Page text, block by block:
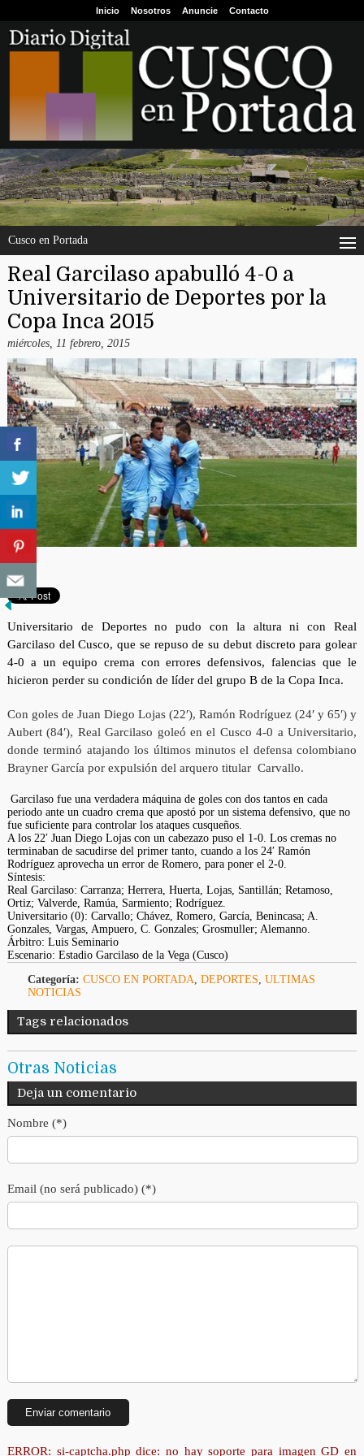
Inicio Nosotros Anuncie Contacto
Cusco en Portada
Real Garcilaso apabulló 4-0 a
Universitario de Deportes por la
Copa Inca 2015
miércoles, 11 febrero, 2015
Universitario de Deportes no pudo con la altura ni con Real
Garcilaso del Cusco, que se repuso de su debut discreto para golear
4-0 a un equipo crema con errores defensivos, falencias que le
hicieron perder su condición de líder del grupo B de la Copa Inca.
Con goles de Juan Diego Lojas (22′), Ramón Rodríguez (24′ y 65′) y
Aubert (84′), Real Garcilaso goleó en el Cusco 4-0 a Universitario,
donde terminó atajando los últimos minutos el defensa colombiano
Brayner García por expulsión del arquero titular Carvallo.
Garcilaso fue una verdadera máquina de goles con dos tantos en cada
periodo ante un cuadro crema que apostó por un sistema defensivo, que no
fue suficiente para controlar los ataques cusqueños.
A los 22′ Juan Diego Lojas con un cabezazo puso el 1-0. Los cremas no
terminaban de sacudirse del primer tanto, cuando a los 24′ Ramón
Rodríguez aprovecha un error de Romero, para poner el 2-0.
Síntesis:
Real Garcilaso: Carranza; Herrera, Huerta, Lojas, Santillán; Retamoso,
Ortiz; Valverde, Ramúa, Sarmiento; Rodríguez.
Universitario (0): Carvallo; Chávez, Romero, García, Benincasa; A.
Gonzales, Vargas, Ampuero, C. Gonzales; Grosmuller; Alemanno.
Árbitro: Luis Seminario
Escenario: Estadio Garcilaso de la Vega (Cusco)
Categoría: CUSCO EN PORTADA DEPORTES ULTIMAS
NOTICIAS
Tags relacionados
Otras Noticias
Deja un comentario
Nombre (*)
Email (no será publicado) (*)
ERROR: si-captcha.php dice: no hay soporte para imagen GD en